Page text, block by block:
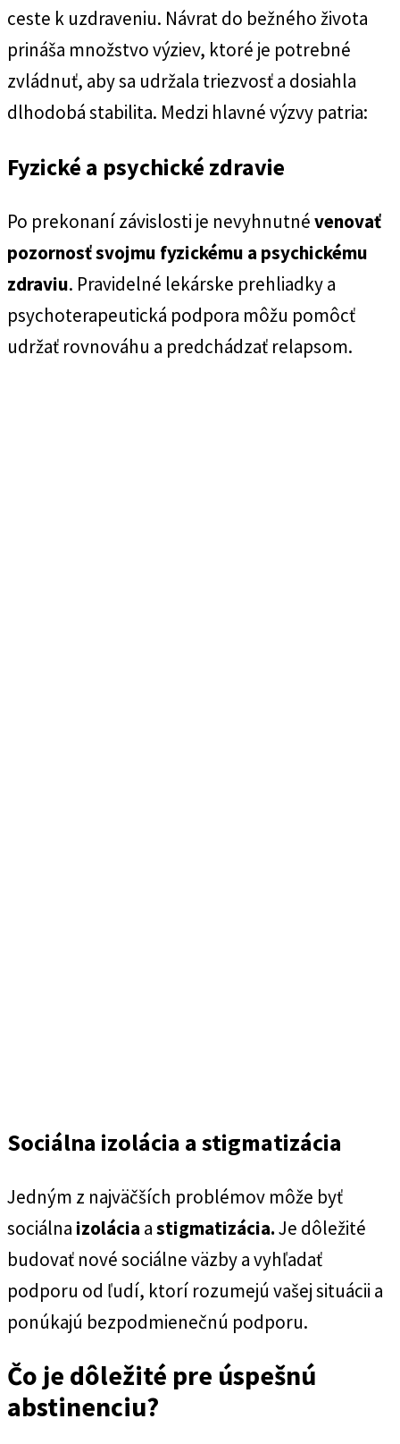
ceste k uzdraveniu. Návrat do bežného života
prináša množstvo výziev, ktoré je potrebné
zvládnuť, aby sa udržala triezvosť a dosiahla
dlhodobá stabilita. Medzi hlavné výzvy patria:
Fyzické a psychické zdravie
Po prekonaní závislosti je nevyhnutnévenovať
pozornosť svojmu fyzickému a psychickému
zdraviu. Pravidelné lekárske prehliadky a
psychoterapeutická podpora môžu pomôcť
udržať rovnováhu a predchádzať relapsom.
Sociálna izolácia a stigmatizácia
Jedným z najväčších problémov môže byť
sociálna izolácia astigmatizácia.Je dôležité
budovať nové sociálne väzby a vyhľadať
podporu od ľudí, ktorí rozumejú vašej situácii a
ponúkajú bezpodmienečnú podporu.
Čo je dôležité pre úspešnú
abstinenciu?